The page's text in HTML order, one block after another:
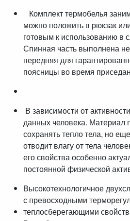
Комплект термобелья
можно положить в рюкзак
готовым к использованию в
Спинная часть выполнена
передняя для
поясницы во время
В зависимости от
данных человека. Материал
сохранять тепло тела, но
отводит влагу от тела
его свойства особенно
постоянной физической
Высокотехнологичное
с превосходными
теплосберегающими